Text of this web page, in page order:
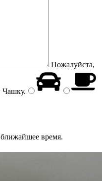
Пожалуйста,
Чашку.
время.